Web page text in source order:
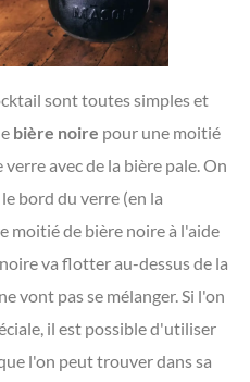
sont toutes simples et
bière noire pour une moitié
avec de la bière pale. On
bord du verre (en la
moitié de bière noire à l'aide
va flotter au-dessus de la
vont pas se mélanger. Si l'on
il est possible d'utiliser
l'on peut trouver dans sa